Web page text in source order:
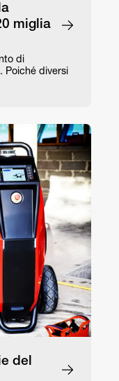
miglia
di
Poiché diversi
del